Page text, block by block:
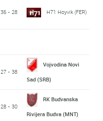
36 - 28 H71 Hoyvik (FER)
27 - 38
Vojvodina Novi
Sad (SRB)
28 - 30
RK Budvanska
Rivijera Budva (MNT)